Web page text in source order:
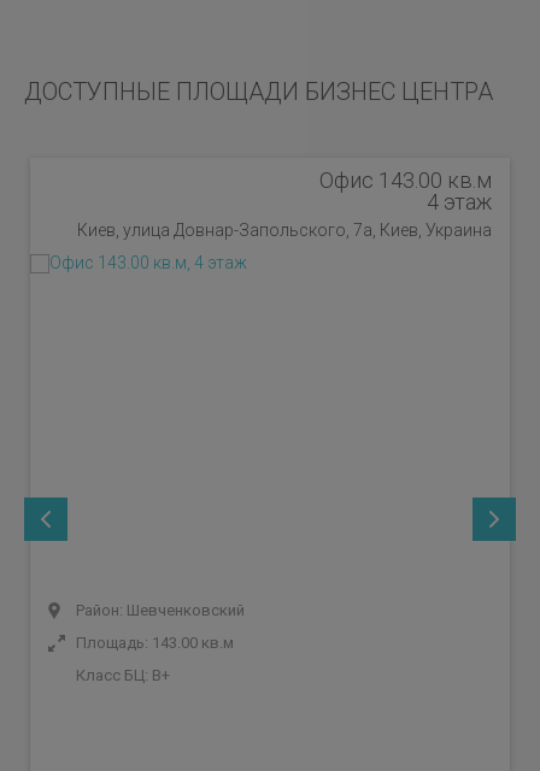
ДОСТУПНЫЕ ПЛОЩАДИ БИЗНЕС ЦЕНТРА
Офис 143.00 кв.м
4 этаж
Киев, улица Довнар-Запольского, 7а, Киев, Украина
Район: Шевченковский
Площадь: 143.00 кв.м
Класс БЦ: B+